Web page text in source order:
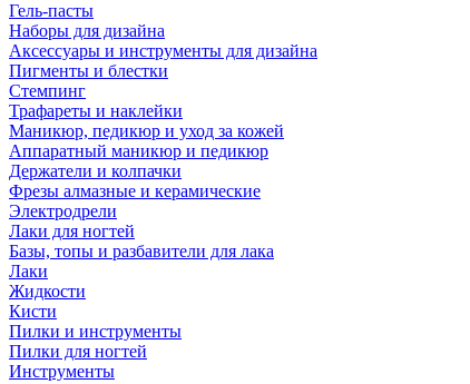
Гель-пасты
Наборы для дизайна
Аксессуары и инструменты для дизайна
Пигменты и блестки
Стемпинг
Трафареты и наклейки
Маникюр, педикюр и уход за кожей
Аппаратный маникюр и педикюр
Держатели и колпачки
Фрезы алмазные и керамические
Электродрели
Лаки для ногтей
Базы, топы и разбавители для лака
Лаки
Жидкости
Кисти
Пилки и инструменты
Пилки для ногтей
Инструменты